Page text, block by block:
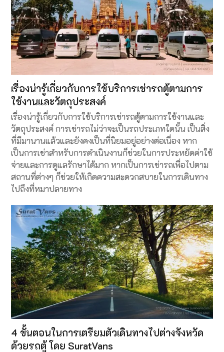
เรื่องน่ารู้เกี่ยวกับการใช้บริการเช่ารถตู้ตามการ
ใช้งานและวัตถุประสงค์
เรื่องน่ารู้เกี่ยวกับการใช้บริการเช่ารถตู้ตามการใช้งานและ
วัตถุประสงค์ การเช่ารถไม่ว่าจะเป็นรถประเภทใดนั้น เป็นสิ่ง
ที่มีมานานแล้วและยังคงเป็นที่นิยมอยู่อย่างต่อเนื่อง หาก
เป็นการเช่าสำหรับการดำเนินงานก็ช่วยในการประหยัดค่าใช้
จ่ายและการดูแลรักษาได้มาก หากเป็นการเช่ารถเพื่อไปตาม
สถานที่ต่างๆ ก็ช่วยให้เกิดความสะดวกสบายในการเดินทาง
ไปถึงที่หมาปลายทาง
4 ขั้นตอนในการเตรียมตัวเดินทางไปต่างจังหวัด
ด้วยรถตู้ โดย SuratVans